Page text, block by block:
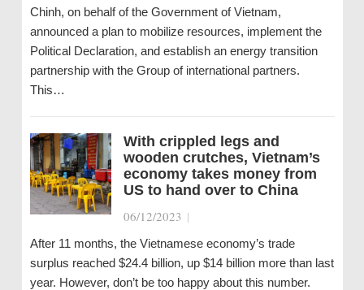
Chinh, on behalf of the Government of Vietnam,
announced a plan to mobilize resources, implement the
Political Declaration, and establish an energy transition
partnership with the Group of international partners.
This…
With crippled legs and
wooden crutches, Vietnam’s
economy takes money from
US to hand over to China
06/12/2023 |
After 11 months, the Vietnamese economy’s trade
surplus reached $24.4 billion, up $14 billion more than last
year. However, don’t be too happy about this number.